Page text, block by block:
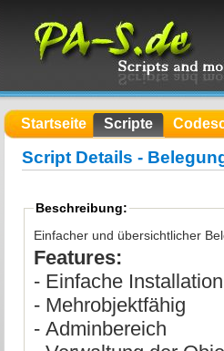
Startseite Scripte
Script Details -
Beschreibung:
Einfacher und übersichtlicher
Features:
- Einfache Installation
- Mehrobjektfähig
- Adminbereich